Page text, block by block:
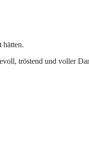
hätten.
tröstend und voller